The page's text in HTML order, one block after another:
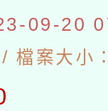
09-20
檔案大小